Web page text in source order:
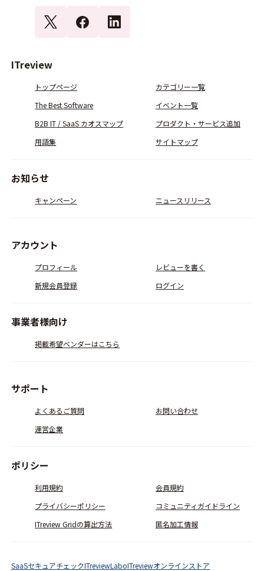
ITreview
トップページ
カテゴリー一覧
The Best Software
イベント一覧
B2B IT / SaaS カオスマップ
プロダクト・サービス追加
用語集
サイトマップ
お知らせ
キャンペーン ニュースリリース
アカウント
プロフィール
レビューを書く
新規会員登録
ログイン
事業者様向け
掲載希望ベンダーはこちら
サポート
よくあるご質問
お問い合わせ
運営企業
ポリシー
利用規約
会員規約
プライバシーポリシー
コミュニティガイドライン
ITreview Gridの算出方法
匿名加工情報
SaaSセキュアチェックITreviewLaboITreviewオンラインストア